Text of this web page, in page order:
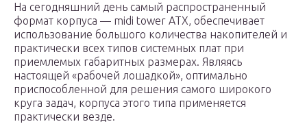
На сегодняшний день самый распространенный
формат корпуса — midi tower АТХ, обеспечивает
использование большого количества накопителей и
практически всех типов системных плат при
приемлемых габаритных размерах. Являясь
настоящей «рабочей лошадкой», оптимально
приспособленной для решения самого широкого
круга задач, корпуса этого типа применяется
практически везде.